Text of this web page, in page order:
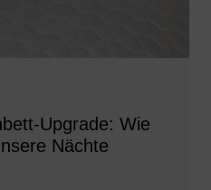
Upgrade: Wie
Nächte